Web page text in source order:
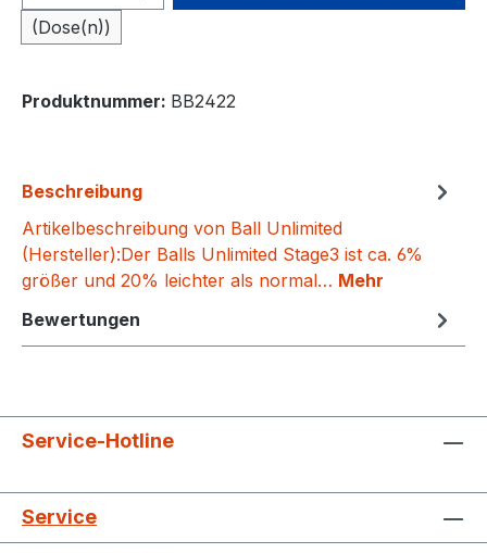
(Dose(n))
Produktnummer: BB2422
Beschreibung
Artikelbeschreibung von Ball Unlimited
(Hersteller):Der Balls Unlimited Stage3 ist ca. 6%
größer und 20% leichter als normal… Mehr
Bewertungen
Service-Hotline
Service